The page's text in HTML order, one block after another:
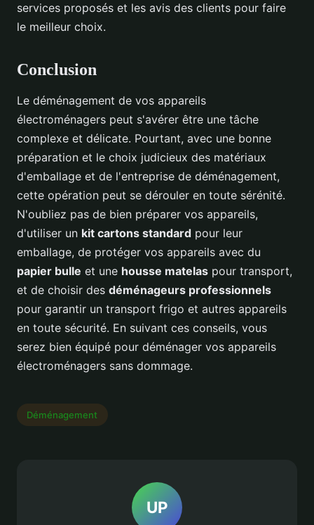
services proposés et les avis des clients pour faire
le meilleur choix.
Conclusion
Le déménagement de vos appareils
électroménagers peut s'avérer être une tâche
complexe et délicate. Pourtant, avec une bonne
préparation et le choix judicieux des matériaux
d'emballage et de l'entreprise de déménagement,
cette opération peut se dérouler en toute sérénité.
N'oubliez pas de bien préparer vos appareils,
d'utiliser un kit cartons standard pour leur
emballage, de protéger vos appareils avec du
papier bulle et une housse matelas pour transport,
et de choisir des déménageurs professionnels
pour garantir un transport frigo et autres appareils
en toute sécurité. En suivant ces conseils, vous
serez bien équipé pour déménager vos appareils
électroménagers sans dommage.
Déménagement
UP